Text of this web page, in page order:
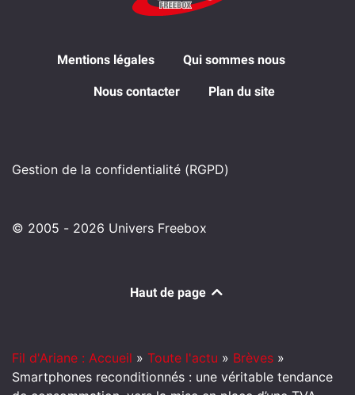
Mentions légales Qui sommes nous
Nous contacter Plan du site
Gestion de la confidentialité (RGPD)
© 2005 - 2026 Univers Freebox
Haut de page
Fil d'Ariane : Accueil » Toute l'actu » Brèves »
Smartphones reconditionnés : une véritable tendance